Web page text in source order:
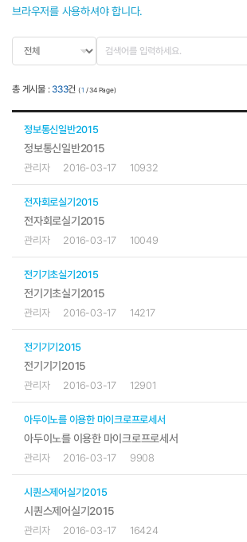
브라우저를 사용하셔야 합니다.
총 게시물 : 333건 (1 / 34 Page)
정보통신일반2015
정보통신일반2015
관리자 2016-03-17 10932
전자회로실기2015
전자회로실기2015
관리자 2016-03-17 10049
전기기초실기2015
전기기초실기2015
관리자 2016-03-17 14217
전기기기2015
전기기기2015
관리자 2016-03-17 12901
아두이노를 이용한 마이크로프로세서
아두이노를 이용한 마이크로프로세서
관리자 2016-03-17 9908
시퀀스제어실기2015
시퀀스제어실기2015
관리자 2016-03-17 16424